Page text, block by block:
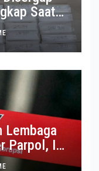
Saat
Lembaga
Parpol, Ini